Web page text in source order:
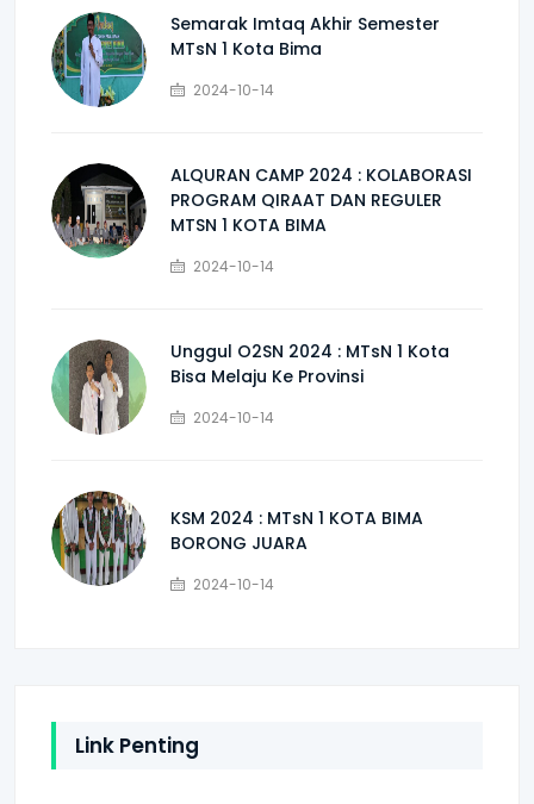
Semarak Imtaq Akhir Semester
MTsN 1 Kota Bima
2024-10-14
ALQURAN CAMP 2024 : KOLABORASI
PROGRAM QIRAAT DAN REGULER
MTSN 1 KOTA BIMA
2024-10-14
Unggul O2SN 2024 : MTsN 1 Kota
Bisa Melaju Ke Provinsi
2024-10-14
KSM 2024 : MTsN 1 KOTA BIMA
BORONG JUARA
2024-10-14
Link Penting